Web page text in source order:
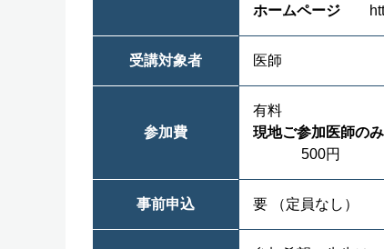
ホームページ
受講対象者 医師
参加費
有料
現地ご参加医師のみ
500円
事前申込 要 （定員なし）